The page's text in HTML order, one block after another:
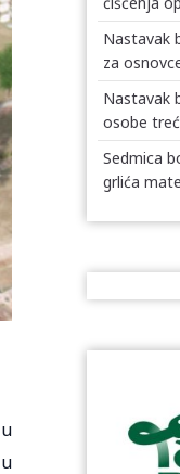
Nastavak
za
Nastavak
osobe
Sedmica
grlića